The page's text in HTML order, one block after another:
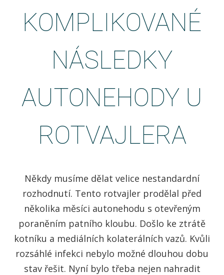
KOMPLIKOVANÉ
NÁSLEDKY
AUTONEHODY U
ROTVAJLERA
Někdy musíme dělat velice nestandardní
rozhodnutí. Tento rotvajler prodělal před
několika měsíci autonehodu s otevřeným
poraněním patního kloubu. Došlo ke ztrátě
kotníku a mediálních kolaterálních vazů. Kvůli
rozsáhlé infekci nebylo možné dlouhou dobu
stav řešit. Nyní bylo třeba nejen nahradit